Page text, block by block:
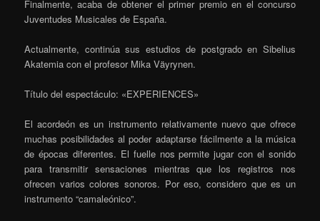
Finalmente, acaba de obtener el primer premio en el concurso
Juventudes Musicales de España.
Actualmente, continúa sus estudios de postgrado en Sibelius
Akatemia con el profesor Mika Väyrynen.
Título del espectáculo: «EXPERIENCES»
El acordeón es un instrumento relativamente nuevo que ofrece
muchas posibilidades al poder adaptarse fácilmente a la música
de épocas diferentes. El fuelle nos permite jugar con el sonido
para transmitir sensaciones mientras que los registros nos
ofrecen varios colores sonoros. Por eso, considero que es un
instrumento “camaleónico”.